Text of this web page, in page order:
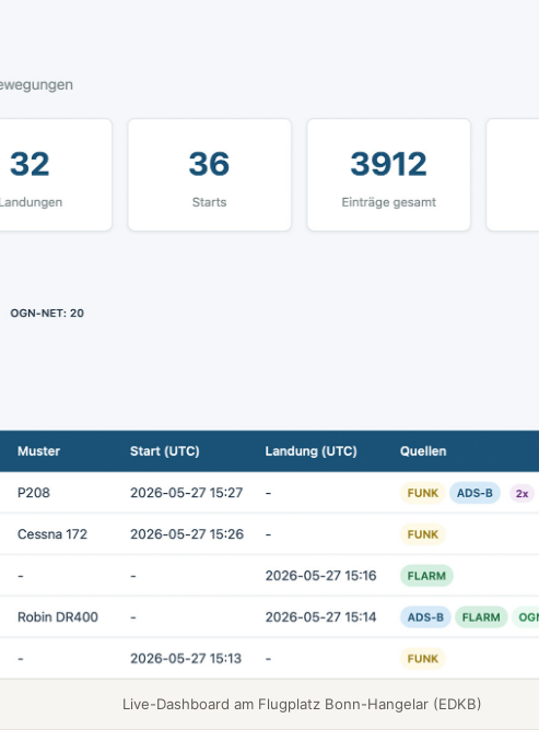
Live-Dashboard am Flugplatz Bonn-Hangelar (EDKB)